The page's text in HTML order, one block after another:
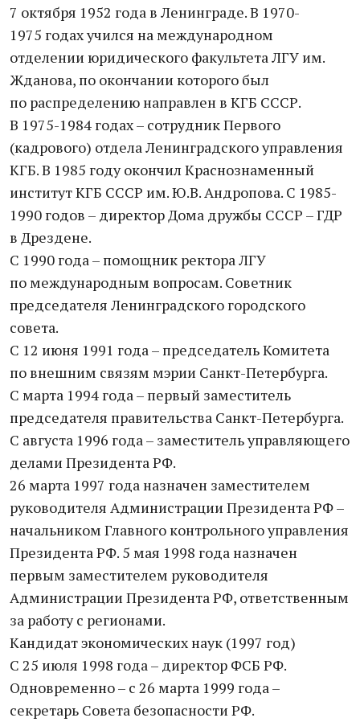
7 октября 1952 года в Ленинграде. В 1970-
1975 годах учился на международном
отделении юридического факультета ЛГУ им.
Жданова, по окончании которого был
по распределению направлен в КГБ СССР.
В 1975-1984 годах – сотрудник Первого
(кадрового) отдела Ленинградского управления
КГБ. В 1985 году окончил Краснознаменный
институт КГБ СССР им. Ю.В. Андропова. С 1985-
1990 годов – директор Дома дружбы СССР – ГДР
в Дрездене.
С 1990 года – помощник ректора ЛГУ
по международным вопросам. Советник
председателя Ленинградского городского
совета.
С 12 июня 1991 года – председатель Комитета
по внешним связям мэрии Санкт-Петербурга.
С марта 1994 года – первый заместитель
председателя правительства Санкт-Петербурга.
С августа 1996 года – заместитель управляющего
делами Президента РФ.
26 марта 1997 года назначен заместителем
руководителя Администрации Президента РФ –
начальником Главного контрольного управления
Президента РФ. 5 мая 1998 года назначен
первым заместителем руководителя
Администрации Президента РФ, ответственным
за работу с регионами.
Кандидат экономических наук (1997 год)
С 25 июля 1998 года – директор ФСБ РФ.
Одновременно – с 26 марта 1999 года –
секретарь Совета безопасности РФ.